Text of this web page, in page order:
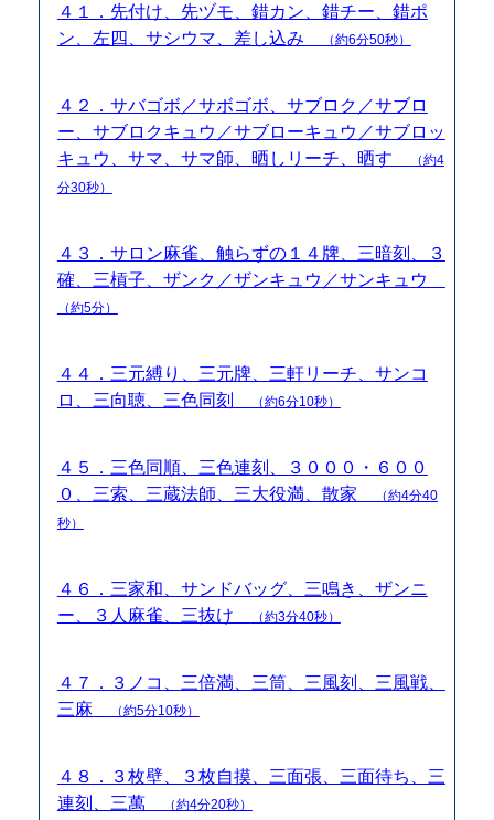
４１．先付け、先ヅモ、錯カン、錯チー、錯ポ
ン、左四、サシウマ、差し込み
（約6分50秒）
４２．サバゴボ／サボゴボ、サブロク／サブロ
ー、サブロクキュウ／サブローキュウ／サブロッ
キュウ、サマ、サマ師、晒しリーチ、晒す
（約4
分30秒）
４３．サロン麻雀、触らずの１４牌、三暗刻、３
確、三槓子、ザンク／ザンキュウ／サンキュウ
（約5分）
４４．三元縛り、三元牌、三軒リーチ、サンコ
ロ、三向聴、三色同刻
（約6分10秒）
４５．三色同順、三色連刻、３０００・６００
０、三索、三蔵法師、三大役満、散家
（約4分40
秒）
４６．三家和、サンドバッグ、三鳴き、ザンニ
ー、３人麻雀、三抜け
（約3分40秒）
４７．３ノコ、三倍満、三筒、三風刻、三風戦、
三麻
（約5分10秒）
４８．３枚壁、３枚自摸、三面張、三面待ち、三
連刻、三萬
（約4分20秒）